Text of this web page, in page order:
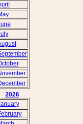
2026